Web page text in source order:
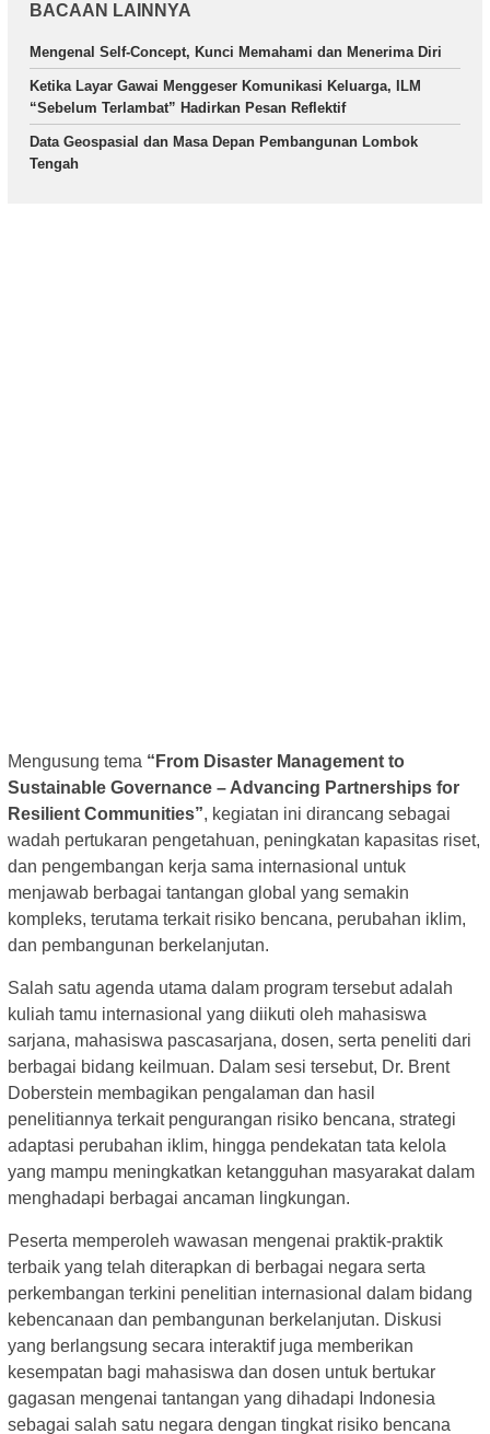
BACAAN LAINNYA
Mengenal Self-Concept, Kunci Memahami dan Menerima Diri
Ketika Layar Gawai Menggeser Komunikasi Keluarga, ILM
“Sebelum Terlambat” Hadirkan Pesan Reflektif
Data Geospasial dan Masa Depan Pembangunan Lombok
Tengah
Mengusung tema “From Disaster Management to
Sustainable Governance – Advancing Partnerships for
Resilient Communities”, kegiatan ini dirancang sebagai
wadah pertukaran pengetahuan, peningkatan kapasitas riset,
dan pengembangan kerja sama internasional untuk
menjawab berbagai tantangan global yang semakin
kompleks, terutama terkait risiko bencana, perubahan iklim,
dan pembangunan berkelanjutan.
Salah satu agenda utama dalam program tersebut adalah
kuliah tamu internasional yang diikuti oleh mahasiswa
sarjana, mahasiswa pascasarjana, dosen, serta peneliti dari
berbagai bidang keilmuan. Dalam sesi tersebut, Dr. Brent
Doberstein membagikan pengalaman dan hasil
penelitiannya terkait pengurangan risiko bencana, strategi
adaptasi perubahan iklim, hingga pendekatan tata kelola
yang mampu meningkatkan ketangguhan masyarakat dalam
menghadapi berbagai ancaman lingkungan.
Peserta memperoleh wawasan mengenai praktik-praktik
terbaik yang telah diterapkan di berbagai negara serta
perkembangan terkini penelitian internasional dalam bidang
kebencanaan dan pembangunan berkelanjutan. Diskusi
yang berlangsung secara interaktif juga memberikan
kesempatan bagi mahasiswa dan dosen untuk bertukar
gagasan mengenai tantangan yang dihadapi Indonesia
sebagai salah satu negara dengan tingkat risiko bencana